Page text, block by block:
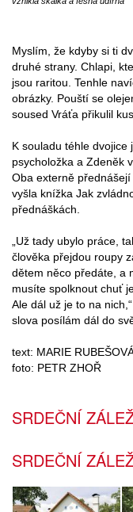
Myslím, že kdyby si ti
druhé strany. Chlapi,
jsou raritou. Tenhle
obrázky. Pouští se
soused Vráťa přikulil
K souladu téhle dvojice
psycholožka a Zdeněk
Oba externě
vyšla knížka Jak
přednáškách.
„Už tady ubylo práce,
člověka přejdou roupy
dětem něco předáte, a
musíte spolknout chuť
Ale dál už je to na
slova posílám dál do
text: MARIE
foto: PETR ZHOŘ
SRDEČNÍ
SRDEČNÍ